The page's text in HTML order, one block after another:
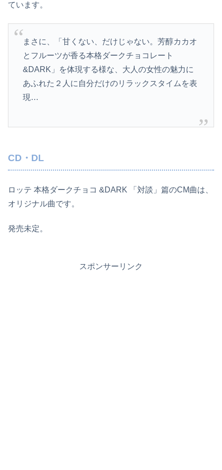
ています。
まさに、「甘くない、だけじゃない。芳醇カカオ
とフルーツが香る本格ダークチョコレー­ト
&DARK」を体現する様な、大人の女性の魅力に
あふれた２人に自分だけのリ­ラックスタイムを表
現…
CD・DL
ロッテ 本格ダークチョコ &DARK 「対談」篇のCM曲は、
オリジナル曲です。
発売未定。
スポンサーリンク